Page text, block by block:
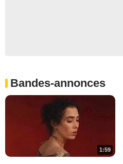
Bandes-annonces
1:59